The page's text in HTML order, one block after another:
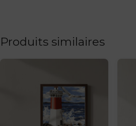
Produits similaires